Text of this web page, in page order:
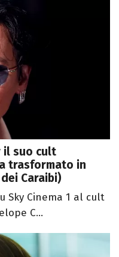
il suo cult
trasformato in
Caraibi)
Sky Cinema 1 al cult
C...